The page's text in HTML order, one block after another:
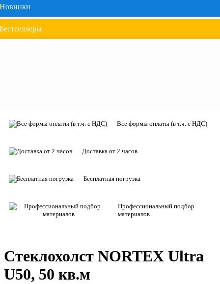
Новинки
Бестселлеры
Все формы оплаты (в т.ч. с НДС)
Доставка от 2 часов
Бесплатная погрузка
Профессиональный подбор
материалов
Стеклохолст NORTEX Ultra
U50, 50 кв.м